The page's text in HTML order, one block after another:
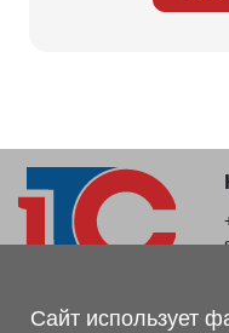
Магазин, склад
Сайт использует